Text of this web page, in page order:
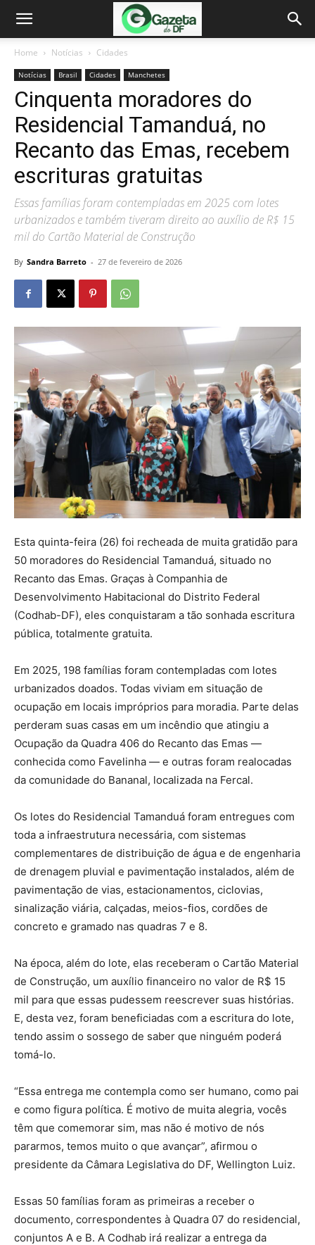
Home Notícias Cidades
Notícias Brasil Cidades Manchetes
Cinquenta moradores do
Residencial Tamanduá, no
Recanto das Emas, recebem
escrituras gratuitas
Essas famílias foram contempladas em 2025 com lotes
urbanizados e também tiveram direito ao auxílio de R$ 15
mil do Cartão Material de Construção
By Sandra Barreto - 27 de fevereiro de 2026
Esta quinta-feira (26) foi recheada de muita gratidão para
50 moradores do Residencial Tamanduá, situado no
Recanto das Emas. Graças à Companhia de
Desenvolvimento Habitacional do Distrito Federal
(Codhab-DF), eles conquistaram a tão sonhada escritura
pública, totalmente gratuita.
Em 2025, 198 famílias foram contempladas com lotes
urbanizados doados. Todas viviam em situação de
ocupação em locais impróprios para moradia. Parte delas
perderam suas casas em um incêndio que atingiu a
Ocupação da Quadra 406 do Recanto das Emas —
conhecida como Favelinha — e outras foram realocadas
da comunidade do Bananal, localizada na Fercal.
Os lotes do Residencial Tamanduá foram entregues com
toda a infraestrutura necessária, com sistemas
complementares de distribuição de água e de engenharia
de drenagem pluvial e pavimentação instalados, além de
pavimentação de vias, estacionamentos, ciclovias,
sinalização viária, calçadas, meios-fios, cordões de
concreto e gramado nas quadras 7 e 8.
Na época, além do lote, elas receberam o Cartão Material
de Construção, um auxílio financeiro no valor de R$ 15
mil para que essas pudessem reescrever suas histórias.
E, desta vez, foram beneficiadas com a escritura do lote,
tendo assim o sossego de saber que ninguém poderá
tomá-lo.
“Essa entrega me contempla como ser humano, como pai
e como figura política. É motivo de muita alegria, vocês
têm que comemorar sim, mas não é motivo de nós
pararmos, temos muito o que avançar”, afirmou o
presidente da Câmara Legislativa do DF, Wellington Luiz.
Essas 50 famílias foram as primeiras a receber o
documento, correspondentes à Quadra 07 do residencial,
conjuntos A e B. A Codhab irá realizar a entrega da